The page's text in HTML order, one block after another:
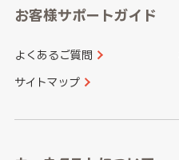
愛知県
和歌山県
山口県
香川県
長崎県
大分県
お客様サポートガイド
よくあるご質問
サイトマップ